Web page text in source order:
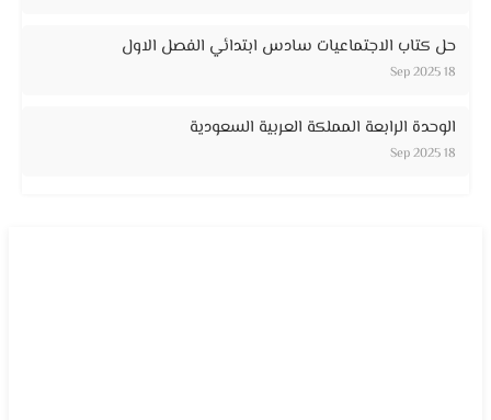
حل كتاب الاجتماعيات سادس ابتدائي الفصل الاول
18 Sep 2025
الوحدة الرابعة المملكة العربية السعودية
18 Sep 2025